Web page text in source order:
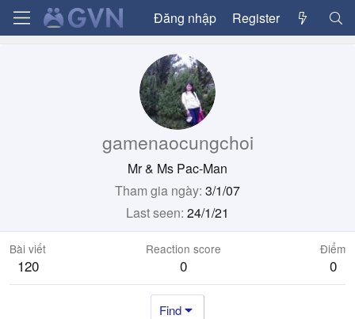
Đăng nhập Register
gamenaocungchoi
Mr & Ms Pac-Man
Tham gia ngày 3/1/07
Last seen 24/1/21
Bài viết
120
Reaction score
0
Điểm
0
Find